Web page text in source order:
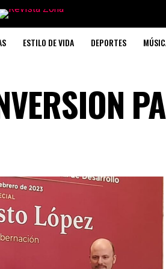
ESTILO DE VIDA DEPORTES